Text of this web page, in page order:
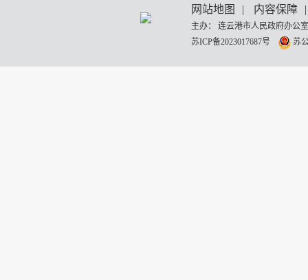
网站地图 | 内容保障 |
主办： 连云港市人民政府办
苏ICP备2023017687号
苏